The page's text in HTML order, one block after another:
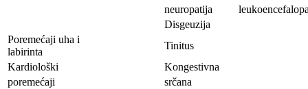
neuropatija
Disgeuzija
Poremećaji uha i
labirinta
Tinitus
Kardiološki
Kongestivna
poremećaji
srčana